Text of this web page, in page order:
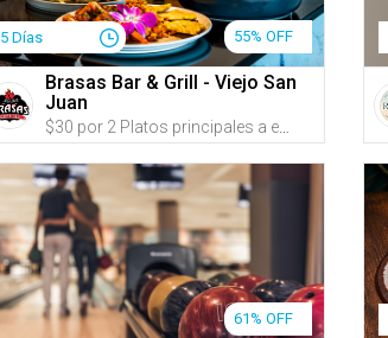
5 Días 55% OFF
Brasas Bar & Grill - Viejo San
Juan
$30 por 2 Platos principales a escoger entre: Mofongo relleno de pollo en salsa cremosa de ajo; Salmón en salsa de parcha acompañado de majado del día; o Carne frita acompañada de mamposteao y tostones + 2 Sangrías, cervezas, jugos naturales o refrescos
61% OFF